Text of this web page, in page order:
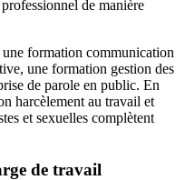
de manière
formation communication
une formation gestion des
de parole en public. En
harcèlement au travail et
et sexuelles complètent
de travail